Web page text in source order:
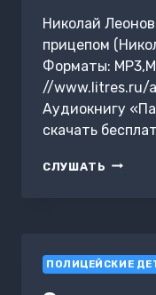
Николай
прицепом
Форматы:
//www.litres.ru/
Аудиокнигу
скачать
СЛУШАТЬ ПАПА
ПОЛИЦЕЙСКИЕ